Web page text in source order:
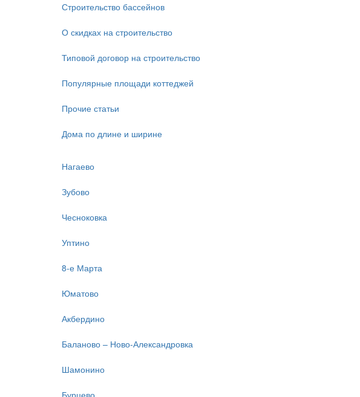
Строительство бассейнов
О скидках на строительство
Типовой договор на строительство
Популярные площади коттеджей
Прочие статьи
Дома по длине и ширине
Нагаево
Зубово
Чесноковка
Уптино
8-е Марта
Юматово
Акбердино
Баланово – Ново-Александровка
Шамонино